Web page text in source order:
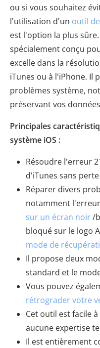
ou si vous souhaitez
l'utilisation d'un outil
est l'option la plus sûre.
spécialement conçu
excelle dans la
iTunes ou à l'iPhone. Il
problèmes système,
préservant vos
Principales
système iOS :
Résoudre l'erreur
d'iTunes sans
Réparer divers
notamment
sur un écran noir/
bloqué sur le logo
mode de
Il propose deux
standard et le
Vous pouvez
rétrograder votre
Cet outil est facile
aucune expertise
Il est entièrement